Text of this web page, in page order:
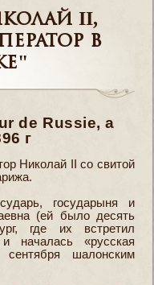
II,
в
de Russie, a
г
Николай II со свитой
государыня и
(ей было десять
где их встретил
«русская
шалонским